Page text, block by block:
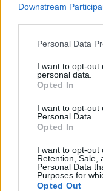
Downstream
Personal Data
I want to opt-out
personal data.
Opted In
I want to opt-out
Personal Data.
Opted In
I want to opt-out
Retention, Sale,
Personal Data
Purposes for
Opted Out